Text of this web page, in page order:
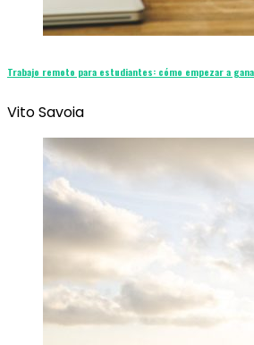
Trabajo remoto para estudiantes: cómo empezar a
Vito Savoia